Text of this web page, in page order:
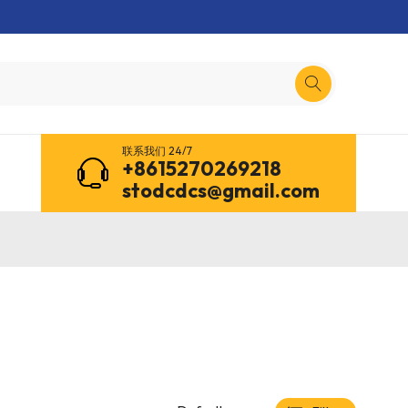
联系我们 24/7
+8615270269218
stodcdcs@gmail.com